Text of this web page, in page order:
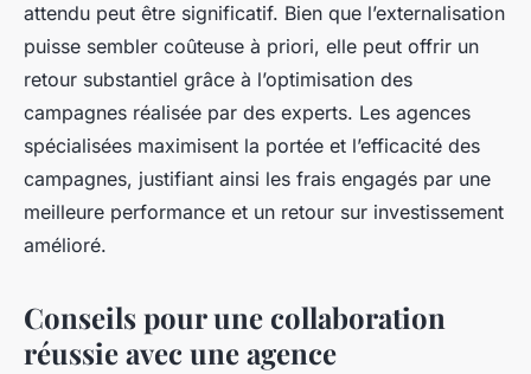
attendu peut être significatif. Bien que l’externalisation
puisse sembler coûteuse à priori, elle peut offrir un
retour substantiel grâce à l’optimisation des
campagnes réalisée par des experts. Les agences
spécialisées maximisent la portée et l’efficacité des
campagnes, justifiant ainsi les frais engagés par une
meilleure performance et un retour sur investissement
amélioré.
Conseils pour une collaboration
réussie avec une agence